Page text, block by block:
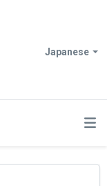
Japanese